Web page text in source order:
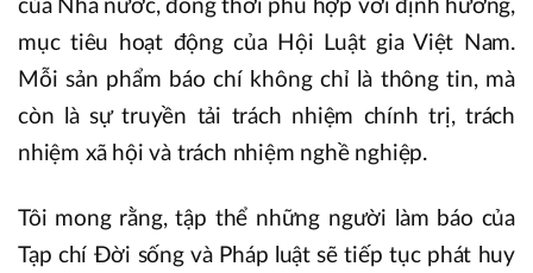
của Nhà nước, đồng thời phù hợp với định hướng,
mục tiêu hoạt động của Hội Luật gia Việt Nam.
Mỗi sản phẩm báo chí không chỉ là thông tin, mà
còn là sự truyền tải trách nhiệm chính trị, trách
nhiệm xã hội và trách nhiệm nghề nghiệp.
Tôi mong rằng, tập thể những người làm báo của
Tạp chí Đời sống và Pháp luật sẽ tiếp tục phát huy